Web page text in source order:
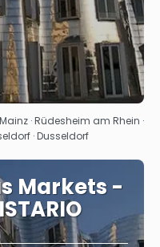
· Rüdesheim am Rhein ·
· Dusseldorf
Markets -